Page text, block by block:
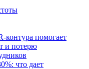
контура помогает
и потерю
что дает